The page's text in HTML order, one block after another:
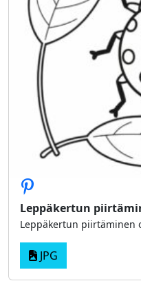
Leppäkertun
Leppäkertun piirtäminen
JPG